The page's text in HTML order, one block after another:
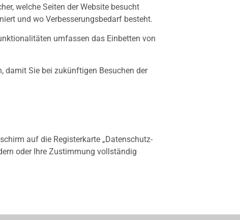
welche Seiten der Website besucht
und wo Verbesserungsbedarf besteht.
umfassen das Einbetten von
damit Sie bei zukünftigen Besuchen der
auf die Registerkarte „Datenschutz-
oder Ihre Zustimmung vollständig